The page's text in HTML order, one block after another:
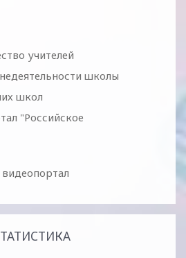
учителей
школы
школ
"Российское